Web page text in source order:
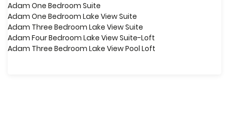
Adam One Bedroom Suite
Adam One Bedroom Lake View Suite
Adam Three Bedroom Lake View Suite
Adam Four Bedroom Lake View Suite-Loft
Adam Three Bedroom Lake View Pool Loft